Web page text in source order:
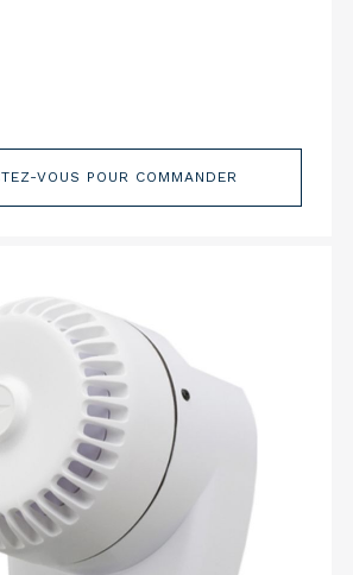
VOUS POUR COMMANDER